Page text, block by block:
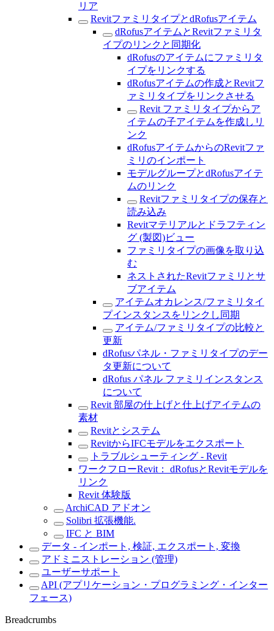
リア
RevitファミリタイプとdRofusアイテム
dRofusアイテムとRevitファミリタ
イプのリンクと同期化
dRofusのアイテムにファミリタ
イプをリンクする
dRofusアイテムの作成とRevitフ
ァミリタイプをリンクさせる
Revit ファミリタイプからア
イテムの子アイテムを作成しリ
ンク
dRofusアイテムからのRevitファ
ミリのインポート
モデルグループとdRofusアイテ
ムのリンク
Revitファミリタイプの保存と
読み込み
Revitマテリアルとドラフティン
グ (製図)ビュー
ファミリタイプの画像を取り込
む
ネストされたRevitファミリとサ
ブアイテム
アイテムオカレンス/ファミリタイ
プインスタンスをリンクし同期
アイテム/ファミリタイプの比較と
更新
dRofusパネル・ファミリタイプのデー
タ更新について
dRofus パネル ファミリインスタンス
について
Revit 部屋の仕上げと仕上げアイテムの
素材
Revitとシステム
RevitからIFCモデルをエクスポート
トラブルシューティング - Revit
ワークフローRevit： dRofusとRevitモデルを
リンク
Revit 体験版
ArchiCAD アドオン
Solibri 拡張機能.
IFC と BIM
データ - インポート, 検証, エクスポート, 変換
アドミニストレーション (管理)
ユーザーサポート
API (アプリケーション・プログラミング・インター
フェース)
Breadcrumbs